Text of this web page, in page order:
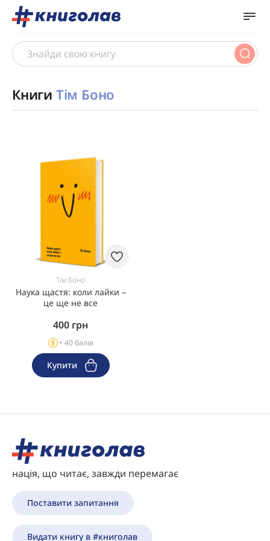
Книги Тім Боно
Тім Боно
Наука щастя: коли лайки –
це ще не все
400 грн
+ 40 балів
Купити
нація, що читає, завжди перемагає
Поставити запитання
Видати книгу в #книголав